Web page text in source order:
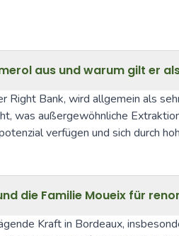
aus und warum gilt er
Right Bank, wird allgemein als
was außergewöhnliche
verfügen und sich durch
die Familie Moueix für
Kraft in Bordeaux,